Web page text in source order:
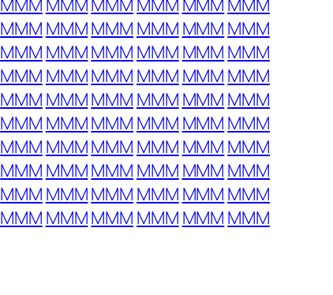
MMM MMMMMM MMM MMM MMM
MMM MMMMMM MMM MMM MMM
MMM MMMMMM MMM MMM MMM
MMM MMMMMM MMM MMM MMM
MMM MMMMMM MMM MMM MMM
MMM MMMMMM MMM MMM MMM
MMM MMMMMM MMM MMM MMM
MMM MMMMMM MMM MMM MMM
MMM MMMMMM MMM MMM MMM
MMM MMMMMM MMM MMM MMM